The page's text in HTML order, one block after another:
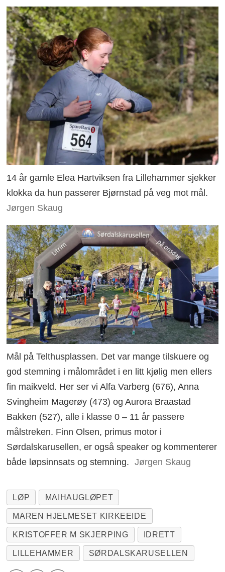
14 år gamle Elea Hartviksen fra Lillehammer sjekker
klokka da hun passerer Bjørnstad på veg mot mål.
Jørgen Skaug
Mål på Telthusplassen. Det var mange tilskuere og
god stemning i målområdet i en litt kjølig men ellers
fin maikveld. Her ser vi Alfa Varberg (676), Anna
Svingheim Magerøy (473) og Aurora Braastad
Bakken (527), alle i klasse 0 – 11 år passere
målstreken. Finn Olsen, primus motor i
Sørdalskarusellen, er også speaker og kommenterer
både løpsinnsats og stemning. Jørgen Skaug
LØP MAIHAUGLØPET
MAREN HJELMESET KIRKEEIDE
KRISTOFFER M SKJERPING IDRETT
LILLEHAMMER SØRDALSKARUSELLEN